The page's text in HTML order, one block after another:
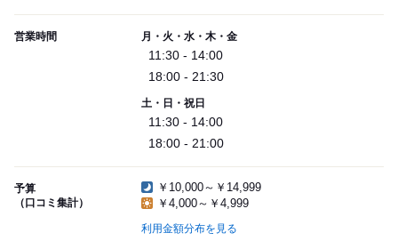
営業時間 月・火・水・木・金
11:30 - 14:00
18:00 - 21:30
土・日・祝日
11:30 - 14:00
18:00 - 21:00
予算
（口コミ集計）
￥10,000～￥14,999
￥4,000～￥4,999
利用金額分布を見る